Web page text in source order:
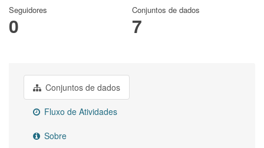
Seguidores
0
Conjuntos de dados
7
Conjuntos de dados
Fluxo de Atividades
Sobre